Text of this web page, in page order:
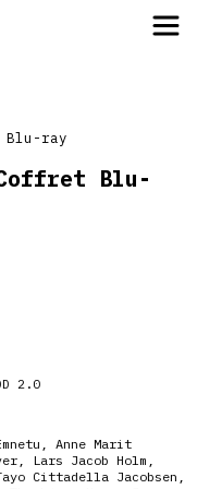
Blu-
2.0
Anne Marit
Lars Jacob Holm,
Cittadella Jacobsen,